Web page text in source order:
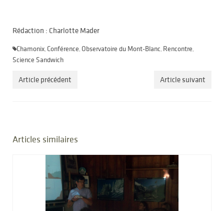
Rédaction : Charlotte Mader
Chamonix, Conférence, Observatoire du Mont-Blanc, Rencontre,
Science Sandwich
Article précédent Article suivant
Articles similaires